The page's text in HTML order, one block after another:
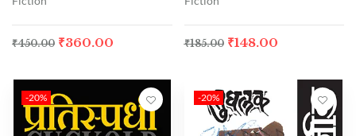
₹450.00 ₹360.00 ₹185.00 ₹148.00
-20% -20%